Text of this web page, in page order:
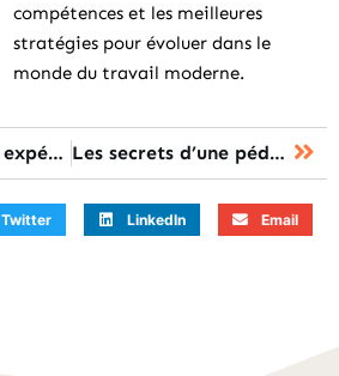
compétences et les meilleures
stratégies pour évoluer dans le
monde du travail moderne.
Améliorez votre expérience éducative avec EcoleDirecte : l’outil indispensable Les secrets d’une pédagogie innovante pour (re)lancer votre carrière professionnelle
Twitter LinkedIn Email